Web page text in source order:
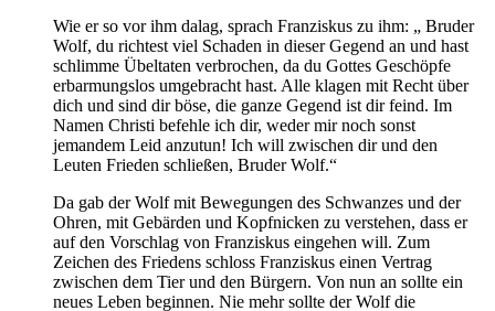
Wie er so vor ihm dalag, sprach Franziskus zu ihm: „ Bruder
Wolf, du richtest viel Schaden in dieser Gegend an und hast
schlimme Übeltaten verbrochen, da du Gottes Geschöpfe
erbarmungslos umgebracht hast. Alle klagen mit Recht über
dich und sind dir böse, die ganze Gegend ist dir feind. Im
Namen Christi befehle ich dir, weder mir noch sonst
jemandem Leid anzutun! Ich will zwischen dir und den
Leuten Frieden schließen, Bruder Wolf.“
Da gab der Wolf mit Bewegungen des Schwanzes und der
Ohren, mit Gebärden und Kopfnicken zu verstehen, dass er
auf den Vorschlag von Franziskus eingehen will. Zum
Zeichen des Friedens schloss Franziskus einen Vertrag
zwischen dem Tier und den Bürgern. Von nun an sollte ein
neues Leben beginnen. Nie mehr sollte der Wolf die